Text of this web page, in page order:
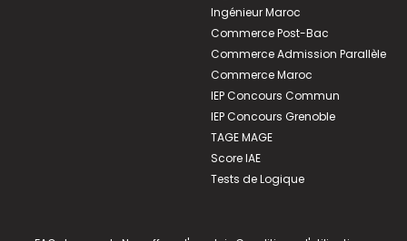
Ingénieur Maroc
Commerce Post-Bac
Commerce Admission Parallèle
Commerce Maroc
IEP Concours Commun
IEP Concours Grenoble
TAGE MAGE
Score IAE
Tests de Logique